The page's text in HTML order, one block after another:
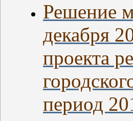
Решение
декабря
проекта
период